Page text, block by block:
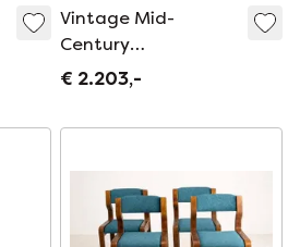
Vintage Mid-
Century
Roomdividers Van
€ 2.203,-